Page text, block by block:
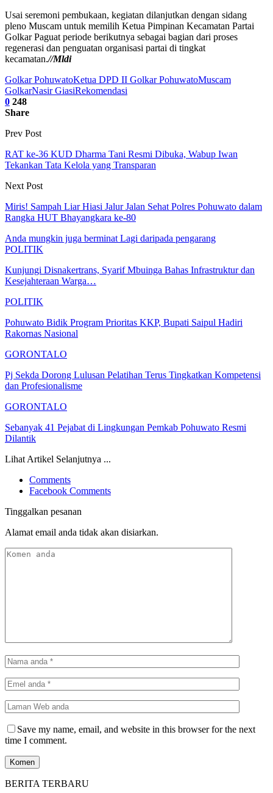
Usai seremoni pembukaan, kegiatan dilanjutkan dengan sidang
pleno Muscam untuk memilih Ketua Pimpinan Kecamatan Partai
Golkar Paguat periode berikutnya sebagai bagian dari proses
regenerasi dan penguatan organisasi partai di tingkat
kecamatan.//Mldi
Golkar PohuwatoKetua DPD II Golkar PohuwatoMuscam
GolkarNasir GiasiRekomendasi
0 248
Share
Prev Post
RAT ke-36 KUD Dharma Tani Resmi Dibuka, Wabup Iwan
Tekankan Tata Kelola yang Transparan
Next Post
Miris! Sampah Liar Hiasi Jalur Jalan Sehat Polres Pohuwato dalam
Rangka HUT Bhayangkara ke-80
Anda mungkin juga berminat Lagi daripada pengarang
POLITIK
Kunjungi Disnakertrans, Syarif Mbuinga Bahas Infrastruktur dan
Kesejahteraan Warga…
POLITIK
Pohuwato Bidik Program Prioritas KKP, Bupati Saipul Hadiri
Rakornas Nasional
GORONTALO
Pj Sekda Dorong Lulusan Pelatihan Terus Tingkatkan Kompetensi
dan Profesionalisme
GORONTALO
Sebanyak 41 Pejabat di Lingkungan Pemkab Pohuwato Resmi
Dilantik
Lihat Artikel Selanjutnya ...
Comments
Facebook Comments
Tinggalkan pesanan
Alamat email anda tidak akan disiarkan.
Save my name, email, and website in this browser for the next
time I comment.
BERITA TERBARU